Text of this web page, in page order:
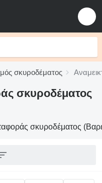
σκυροδέματος
σκυροδέματος
σκυροδέματος